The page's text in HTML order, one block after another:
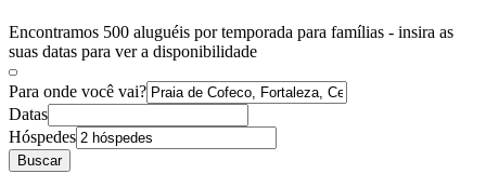
Encontramos 500 aluguéis por temporada para famílias - insira as
suas datas para ver a disponibilidade
Para onde você vai?
Datas
Hóspedes
Buscar